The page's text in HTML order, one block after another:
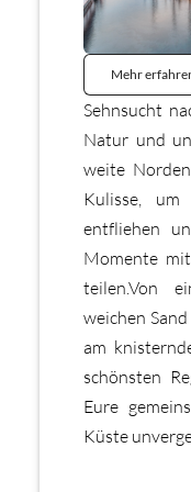
Sehnsucht
Natur und
weite
Kulisse,
entfliehen
Momente
teilen.Von
weichen
am
schönsten
Eure
Küste
Mehr